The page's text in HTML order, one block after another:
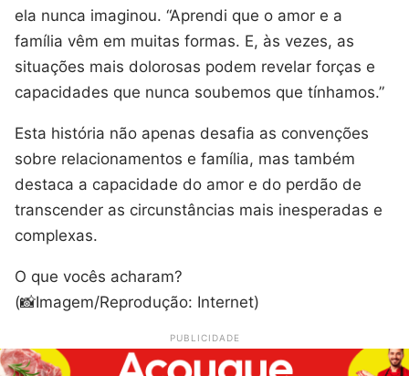
ela nunca imaginou. “Aprendi que o amor e a
família vêm em muitas formas. E, às vezes, as
situações mais dolorosas podem revelar forças e
capacidades que nunca soubemos que tínhamos.”
Esta história não apenas desafia as convenções
sobre relacionamentos e família, mas também
destaca a capacidade do amor e do perdão de
transcender as circunstâncias mais inesperadas e
complexas.
O que vocês acharam?
(📸Imagem/Reprodução: Internet)
PUBLICIDADE